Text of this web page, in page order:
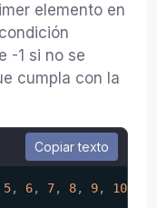
elemento en
-1 si no se
cumpla con la
Copiar texto
5, 6, 7, 8, 9, 10